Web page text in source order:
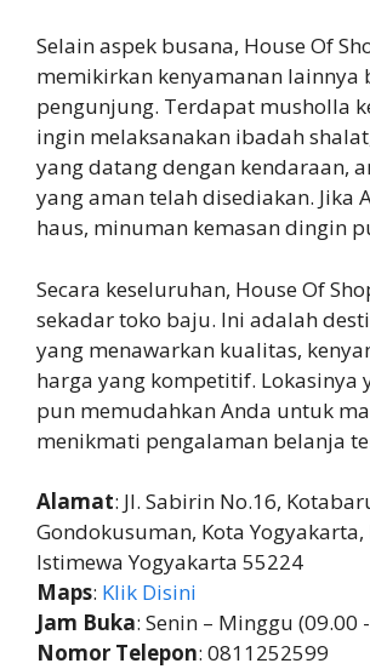
Selain aspek busana, House Of
memikirkan kenyamanan lainnya
pengunjung. Terdapat musholla
ingin melaksanakan ibadah
yang datang dengan kendaraan,
yang aman telah disediakan. Jika
haus, minuman kemasan dingin
Secara keseluruhan, House Of
sekadar toko baju. Ini adalah
yang menawarkan kualitas,
harga yang kompetitif. Lokasinya
pun memudahkan Anda untuk
menikmati pengalaman belanja
Alamat: Jl. Sabirin No.16,
Gondokusuman, Kota Yogyakarta,
Istimewa Yogyakarta 55224
Maps: Klik Disini
Jam Buka: Senin – Minggu (09.00
Nomor Telepon: 0811252599